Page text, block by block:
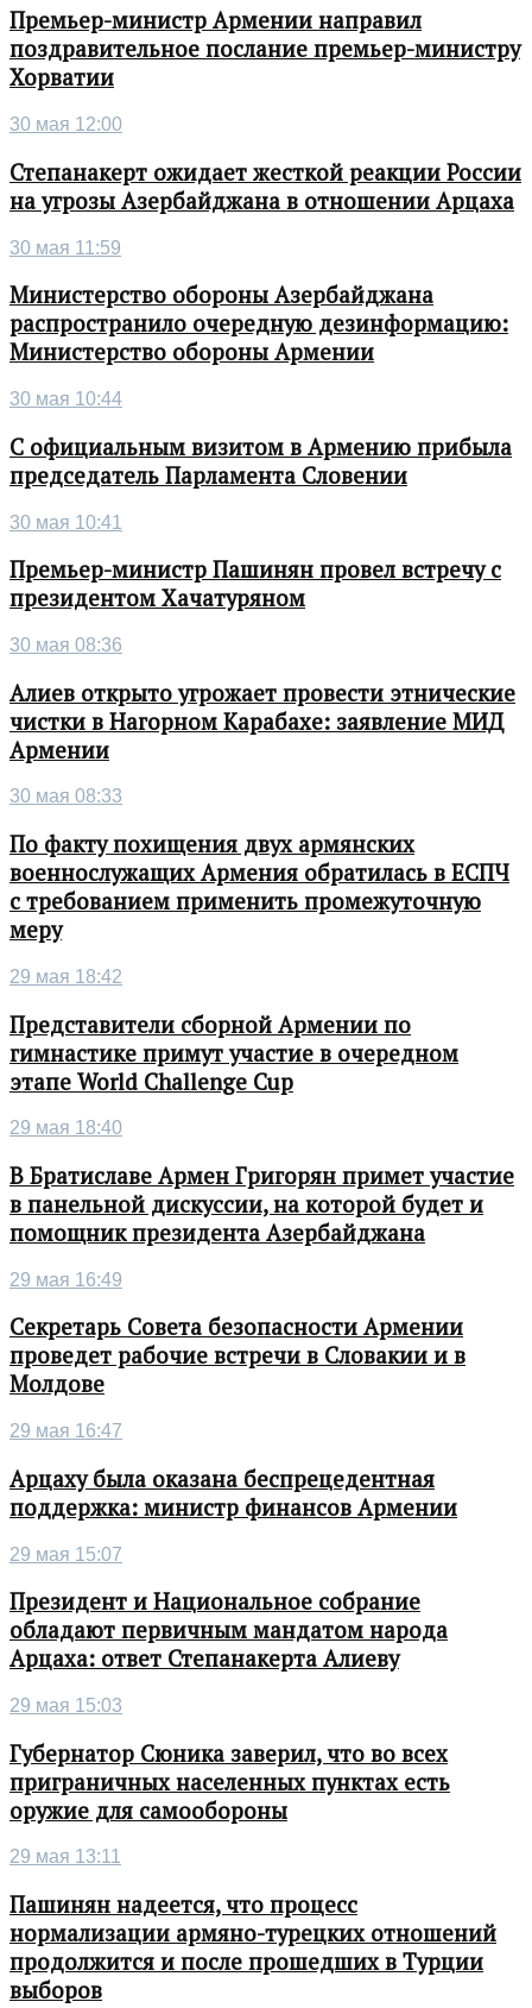
Премьер-министр Армении направил
поздравительное послание премьер-министру
Хорватии
30 мая 12:00
Степанакерт ожидает жесткой реакции России
на угрозы Азербайджана в отношении Арцаха
30 мая 11:59
Министерство обороны Азербайджана
распространило очередную дезинформацию:
Министерство обороны Армении
30 мая 10:44
С официальным визитом в Армению прибыла
председатель Парламента Словении
30 мая 10:41
Премьер-министр Пашинян провел встречу с
президентом Хачатуряном
30 мая 08:36
Алиев открыто угрожает провести этнические
чистки в Нагорном Карабахе: заявление МИД
Армении
30 мая 08:33
По факту похищения двух армянских
военнослужащих Армения обратилась в ЕСПЧ
с требованием применить промежуточную
меру
29 мая 18:42
Представители сборной Армении по
гимнастике примут участие в очередном
этапе World Challenge Cup
29 мая 18:40
В Братиславе Армен Григорян примет участие
в панельной дискуссии, на которой будет и
помощник президента Азербайджана
29 мая 16:49
Секретарь Совета безопасности Армении
проведет рабочие встречи в Словакии и в
Молдове
29 мая 16:47
Арцаху была оказана беспрецедентная
поддержка: министр финансов Армении
29 мая 15:07
Президент и Национальное собрание
обладают первичным мандатом народа
Арцаха: ответ Степанакерта Алиеву
29 мая 15:03
Губернатор Сюника заверил, что во всех
приграничных населенных пунктах есть
оружие для самообороны
29 мая 13:11
Пашинян надеется, что процесс
нормализации армяно-турецких отношений
продолжится и после прошедших в Турции
выборов